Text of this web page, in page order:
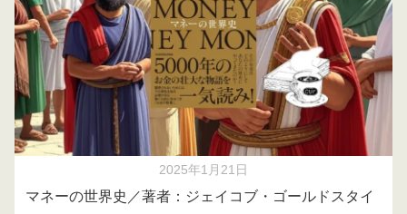
2025年1月21日
マネーの世界史／著者：ジェイコブ・ゴールドスタイ